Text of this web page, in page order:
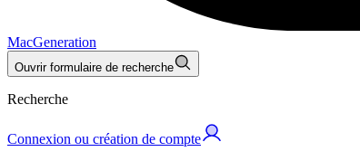
MacGeneration
Ouvrir formulaire de recherche
Recherche
Connexion ou création de compte